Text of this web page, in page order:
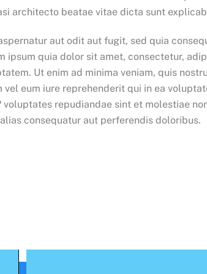
architecto beatae vitae dicta sunt
aut odit aut fugit, sed quia
ipsum quia dolor sit amet, consectetur,
Ut enim ad minima veniam, quis
eum iure reprehenderit qui in ea
repudiandae sint et molestiae
consequatur aut perferendis doloribus.